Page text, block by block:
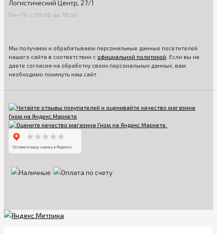
Логистический Центр, 27/1
Пн—Пт с 09:00 до 18:00
Мы получаем и обрабатываем персональные данные посетителей
нашего сайта в соответствии с официальной политикой . Если вы не
даете согласия на обработку своих персональных данных, вам
необходимо покинуть наш сайт